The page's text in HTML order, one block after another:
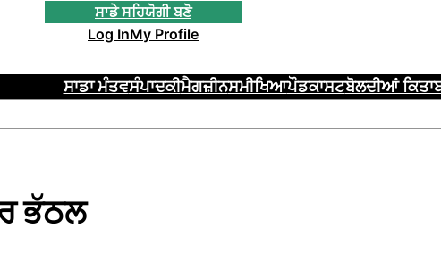
ਸਾਡੇ ਸਹਿਯੋਗੀ ਬਣੋ
Log InMy Profile
ਸਾਡਾ ਮੰਤਵਸੰਪਾਦਕੀਮੈਗਜ਼ੀਨਸਮੀਖਿਆਪੌਡਕਾਸਟਬੋਲਦੀਆਂ
ਭੱਠਲ